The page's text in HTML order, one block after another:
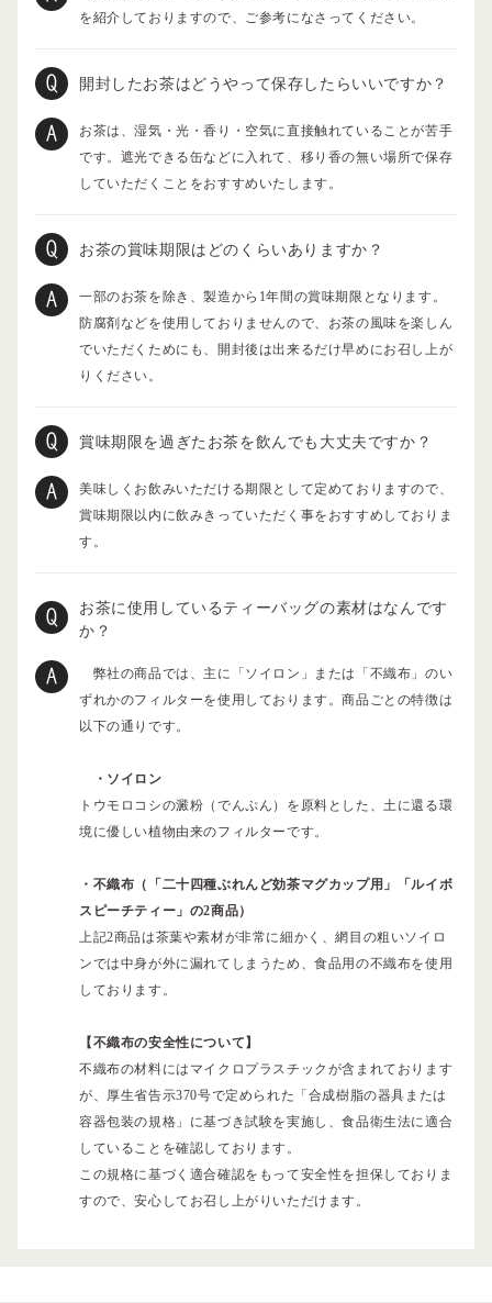
を紹介しておりますので、ご参考になさってください。
開封したお茶はどうやって保存したらいいですか？
お茶は、湿気・光・香り・空気に直接触れていることが苦手
です。遮光できる缶などに入れて、移り香の無い場所で保存
していただくことをおすすめいたします。
お茶の賞味期限はどのくらいありますか？
一部のお茶を除き、製造から1年間の賞味期限となります。
防腐剤などを使用しておりませんので、お茶の風味を楽しん
でいただくためにも、開封後は出来るだけ早めにお召し上が
りください。
賞味期限を過ぎたお茶を飲んでも大丈夫ですか？
美味しくお飲みいただける期限として定めておりますので、
賞味期限以内に飲みきっていただく事をおすすめしておりま
す。
お茶に使用しているティーバッグの素材はなんです
か？
弊社の商品では、主に「ソイロン」または「不織布」のい
ずれかのフィルターを使用しております。商品ごとの特徴は
以下の通りです。
・ソイロン
トウモロコシの澱粉（でんぷん）を原料とした、土に還る環
境に優しい植物由来のフィルターです。
・不織布（「二十四種ぶれんど効茶マグカップ用」「ルイボ
スピーチティー」の2商品）
上記2商品は茶葉や素材が非常に細かく、網目の粗いソイロ
ンでは中身が外に漏れてしまうため、食品用の不織布を使用
しております。
【不織布の安全性について】
不織布の材料にはマイクロプラスチックが含まれております
が、厚生省告示370号で定められた「合成樹脂の器具または
容器包装の規格」に基づき試験を実施し、食品衛生法に適合
していることを確認しております。
この規格に基づく適合確認をもって安全性を担保しておりま
すので、安心してお召し上がりいただけます。